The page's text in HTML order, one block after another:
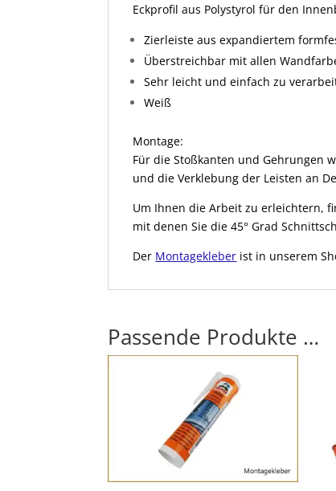
Eckprofil aus Polystyrol für den
Zierleiste aus expandiertem
Überstreichbar mit allen
Sehr leicht und einfach zu
Weiß
Montage:
Für die Stoßkanten und Gehrungen
und die Verklebung der Leisten an
Um Ihnen die Arbeit zu erleichtern,
mit denen Sie die 45° Grad
Der Montagekleber ist in unserem
Passende Produkte …